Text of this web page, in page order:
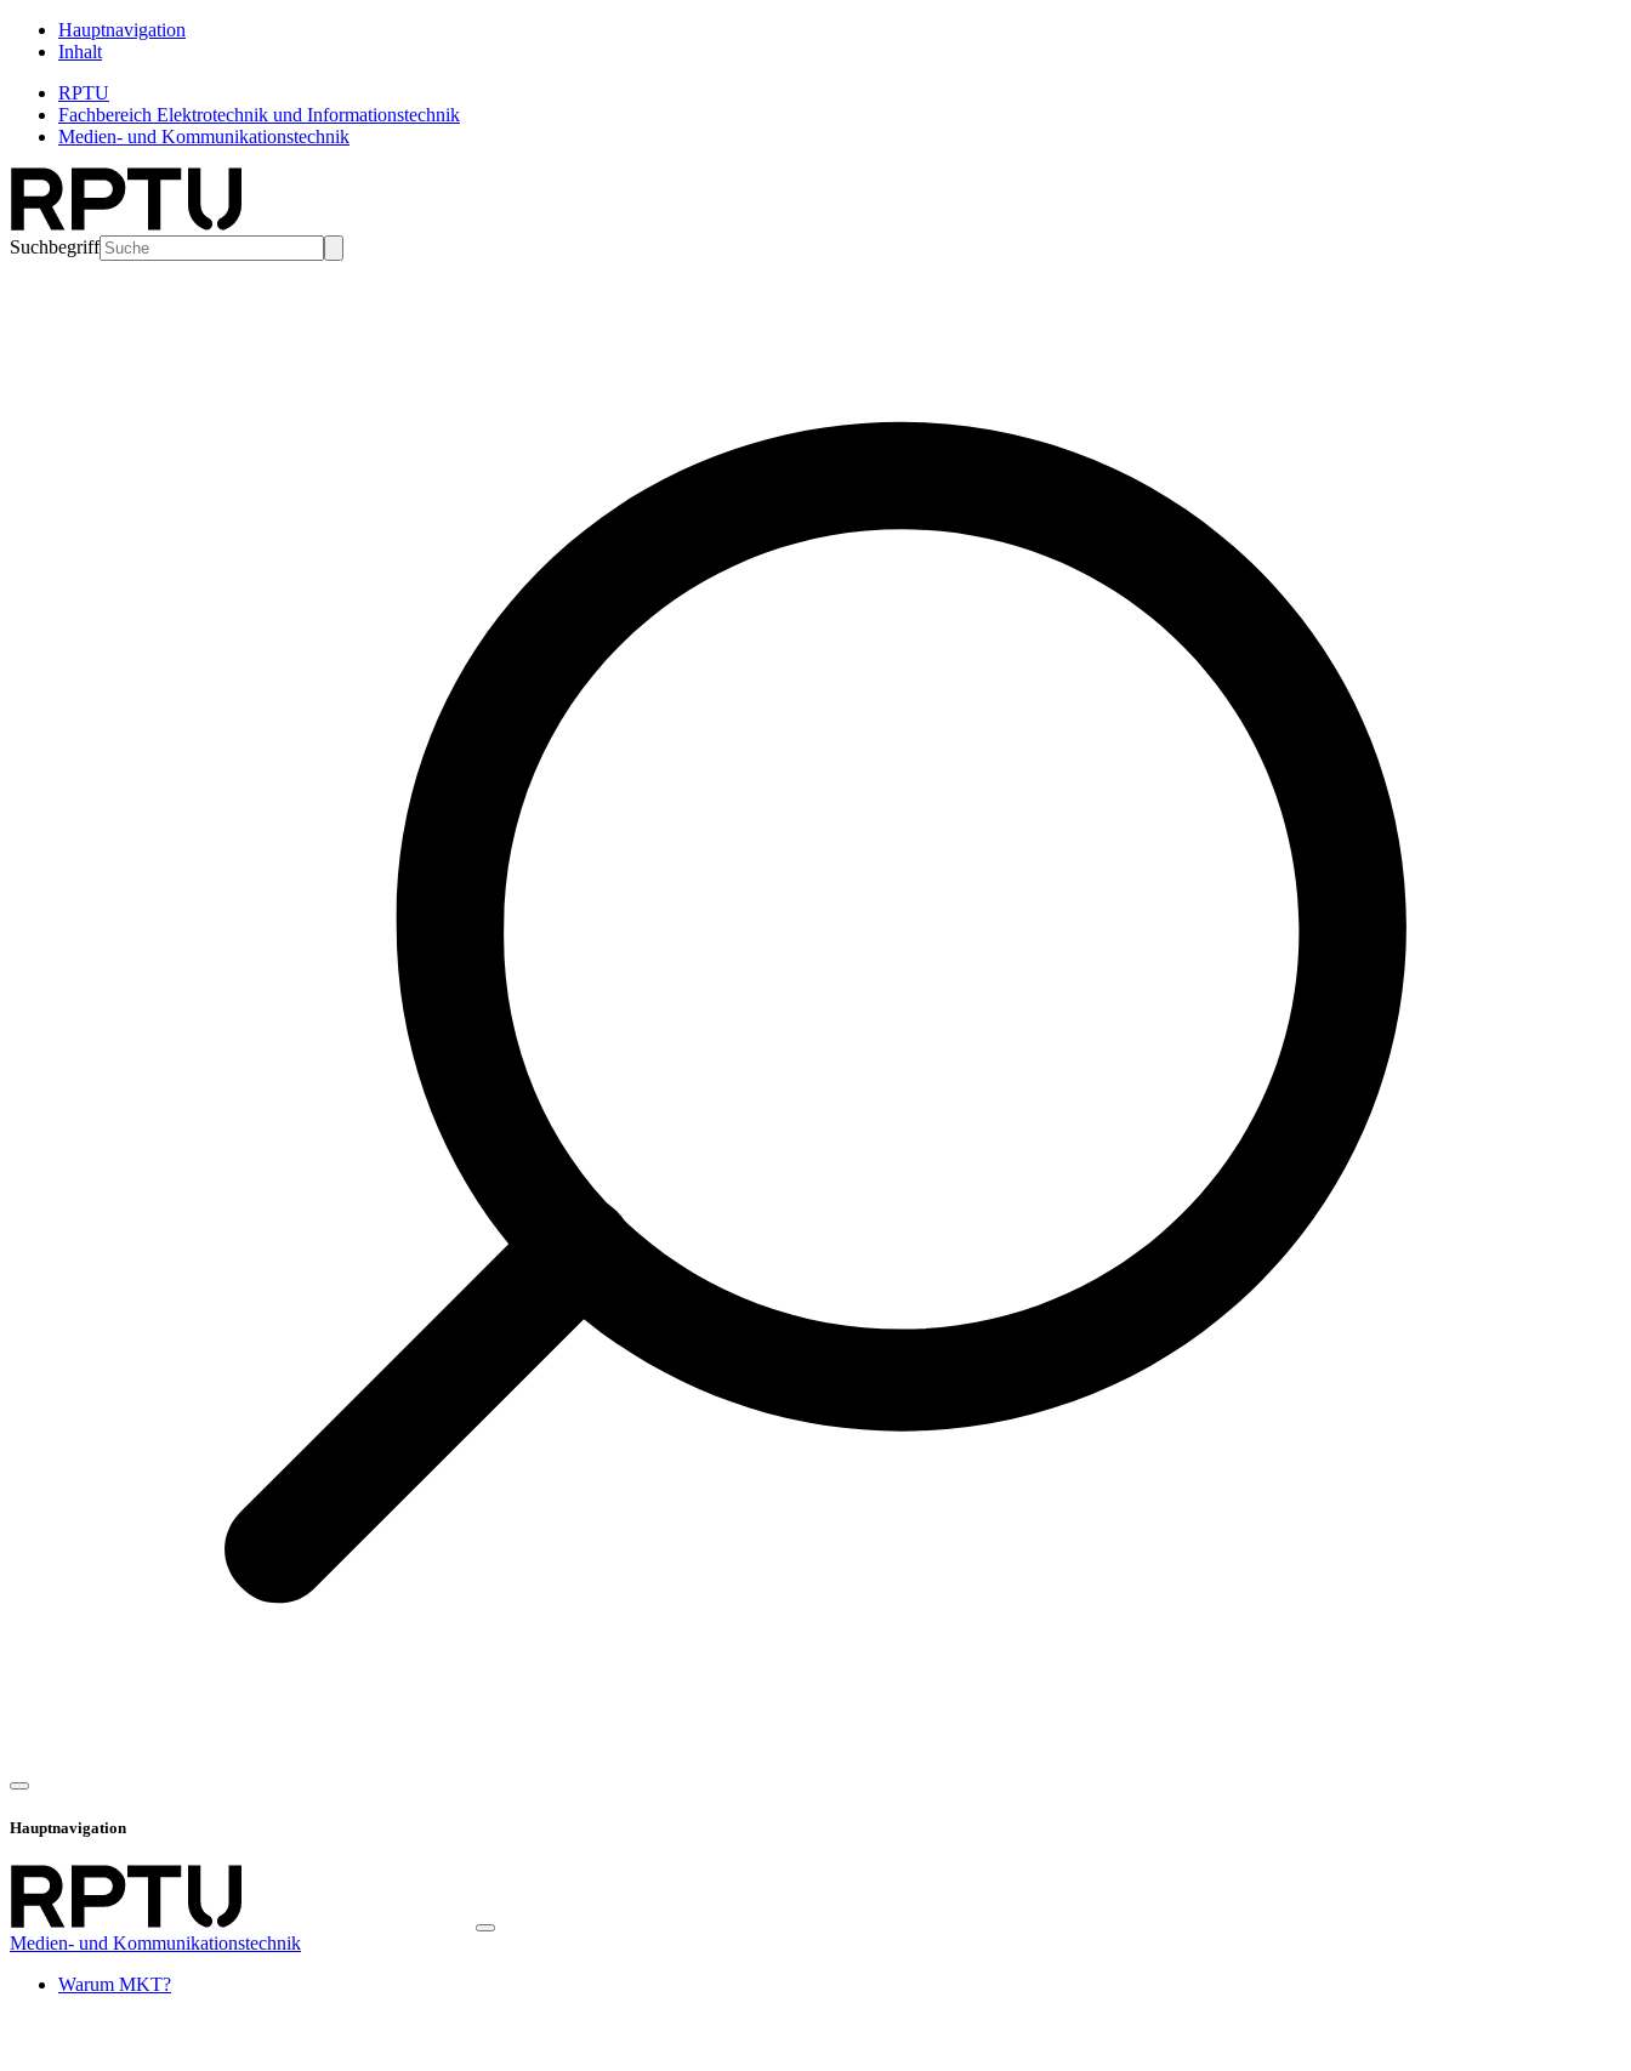
Hauptnavigation
Inhalt
RPTU
Fachbereich Elektrotechnik und Informationstechnik
Medien- und Kommunikationstechnik
Suchbegriff
Hauptnavigation
Medien- und Kommunikationstechnik
Warum MKT?